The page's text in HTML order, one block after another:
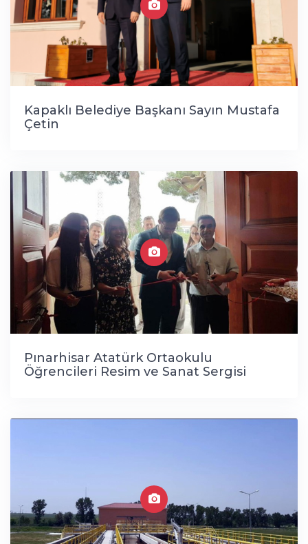
Kapaklı Belediye Başkanı Sayın Mustafa
Çetin
Pınarhisar Atatürk Ortaokulu
Öğrencileri Resim ve Sanat Sergisi